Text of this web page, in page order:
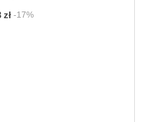
zł -17%